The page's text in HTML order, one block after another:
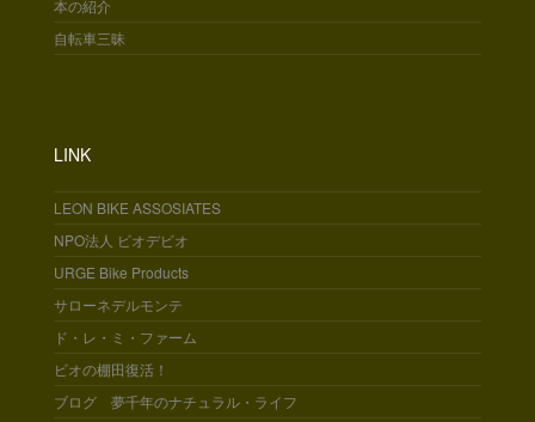
本の紹介
自転車三昧
LINK
LEON BIKE ASSOSIATES
NPO法人 ビオデビオ
URGE Bike Products
サローネデルモンテ
ド・レ・ミ・ファーム
ビオの棚田復活！
ブログ 夢千年のナチュラル・ライフ